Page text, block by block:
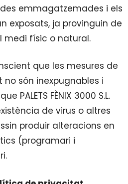
emmagatzemades i els
exposats, ja provinguin de
medi físic o natural.
que les mesures de
són inexpugnables i
PALETS FÈNIX 3000 S.L.
de virus o altres
produir alteracions en
(programari i